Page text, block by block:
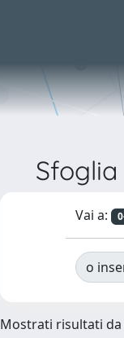
Sfoglia
Vai a:
o
Mostrati risultati da